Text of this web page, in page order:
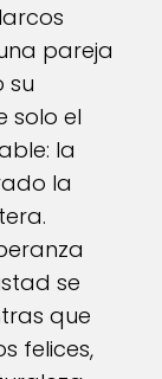
pareja
su
solo el
la
la
se
que
felices,